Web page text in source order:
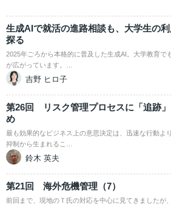
生成AIで就活の進路相談も、大学生の
探る
2025年ごろから本格的に普及した生成AI。大学教育で
が広がっています。…
吉野 ヒロ子
第26回 リスク管理プロセスに「追跡
め
最も効果的なビジネス上の意思決定は、迅速な行動よ
抑制から生まれるこ…
鈴木 英夫
第21回 海外危機管理（7）
前回まで、現地のＴ氏の対応を中心に見てきましたが